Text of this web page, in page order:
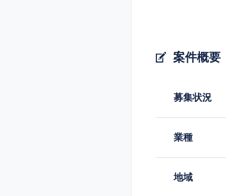
案件概要
募集状況
業種
地域